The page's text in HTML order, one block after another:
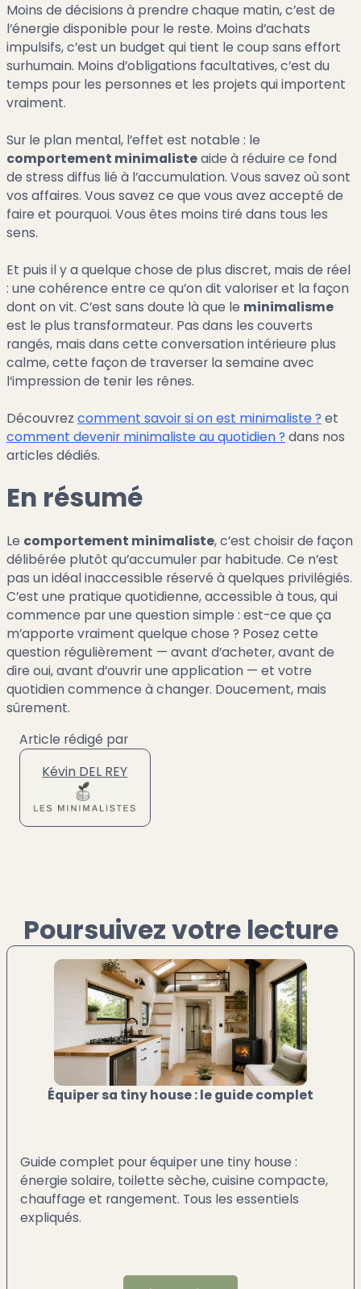
Moins de décisions à prendre chaque matin, c’est de
l’énergie disponible pour le reste. Moins d’achats
impulsifs, c’est un budget qui tient le coup sans effort
surhumain. Moins d’obligations facultatives, c’est du
temps pour les personnes et les projets qui importent
vraiment.
Sur le plan mental, l’effet est notable : le
comportement minimalisteaide à réduire ce fond
de stress diffus lié à l’accumulation. Vous savez où sont
vos affaires. Vous savez ce que vous avez accepté de
faire et pourquoi. Vous êtes moins tiré dans tous les
sens.
Et puis il y a quelque chose de plus discret, mais de réel
: une cohérence entre ce qu’on dit valoriser et la façon
dont on vit. C’est sans doute là que le minimalisme
est le plus transformateur. Pas dans les couverts
rangés, mais dans cette conversation intérieure plus
calme, cette façon de traverser la semaine avec
l’impression de tenir les rênes.
Découvrez comment savoir si on est minimaliste ? et
comment devenir minimaliste au quotidien ? dans nos
articles dédiés.
En résumé
Le comportement minimaliste, c’est choisir de façon
délibérée plutôt qu’accumuler par habitude. Ce n’est
pas un idéal inaccessible réservé à quelques privilégiés.
C’est une pratique quotidienne, accessible à tous, qui
commence par une question simple : est-ce que ça
m’apporte vraiment quelque chose ? Posez cette
question régulièrement — avant d’acheter, avant de
dire oui, avant d’ouvrir une application — et votre
quotidien commence à changer. Doucement, mais
sûrement.
Article rédigé par
Kévin DEL REY
Poursuivez votre lecture
Équiper sa tiny house : le guide complet
Guide complet pour équiper une tiny house :
énergie solaire, toilette sèche, cuisine compacte,
chauffage et rangement. Tous les essentiels
expliqués.